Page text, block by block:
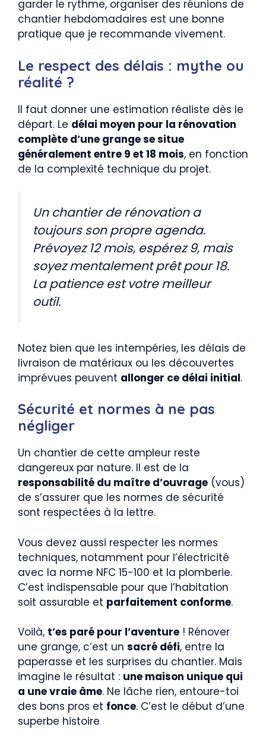
garder le rythme, organiser des réunions de
chantier hebdomadaires est une bonne
pratique que je recommande vivement.
Le respect des délais : mythe ou
réalité ?
Il faut donner une estimation réaliste dès le
départ. Le délai moyen pour la rénovation
complète d’une grange se situe
généralement entre 9 et 18 mois, en fonction
de la complexité technique du projet.
Un chantier de rénovation a
toujours son propre agenda.
Prévoyez 12 mois, espérez 9, mais
soyez mentalement prêt pour 18.
La patience est votre meilleur
outil.
Notez bien que les intempéries, les délais de
livraison de matériaux ou les découvertes
imprévues peuvent allonger ce délai initial.
Sécurité et normes à ne pas
négliger
Un chantier de cette ampleur reste
dangereux par nature. Il est de la
responsabilité du maître d’ouvrage (vous)
de s’assurer que les normes de sécurité
sont respectées à la lettre.
Vous devez aussi respecter les normes
techniques, notamment pour l’électricité
avec la norme NFC 15-100 et la plomberie.
C’est indispensable pour que l’habitation
soit assurable et parfaitement conforme.
Voilà, t’es paré pour l’aventure ! Rénover
une grange, c’est un sacré défi, entre la
paperasse et les surprises du chantier. Mais
imagine le résultat : une maison unique qui
a une vraie âme. Ne lâche rien, entoure-toi
des bons pros et fonce. C’est le début d’une
superbe histoire